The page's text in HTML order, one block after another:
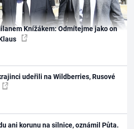
Knížákem: Odmítejme jako on
udeřili na Wildberries, Rusové
ani korunu na silnice, oznámil Půta.